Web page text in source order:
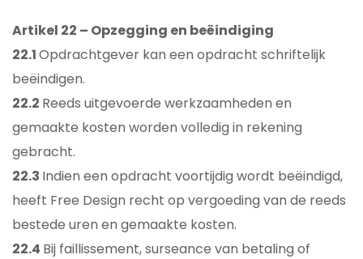
Artikel 22 – Opzegging en beëindiging
22.1Opdrachtgever kan een opdracht schriftelijk
beëindigen.
22.2 Reeds uitgevoerde werkzaamheden en
gemaakte kosten worden volledig in rekening
gebracht.
22.3 Indien een opdracht voortijdig wordt beëindigd,
heeft Free Design recht op vergoeding van de reeds
bestede uren en gemaakte kosten.
22.4 Bij faillissement, surseance van betaling of